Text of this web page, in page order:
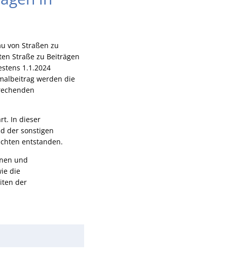
von Straßen zu
Straße zu Beiträgen
1.1.2024
werden die
In dieser
der sonstigen
entstanden.
und
die
der